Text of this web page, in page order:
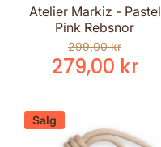
Atelier Markiz - Pastel
Pink Rebsnor
299,00 kr
279,00 kr
Salg